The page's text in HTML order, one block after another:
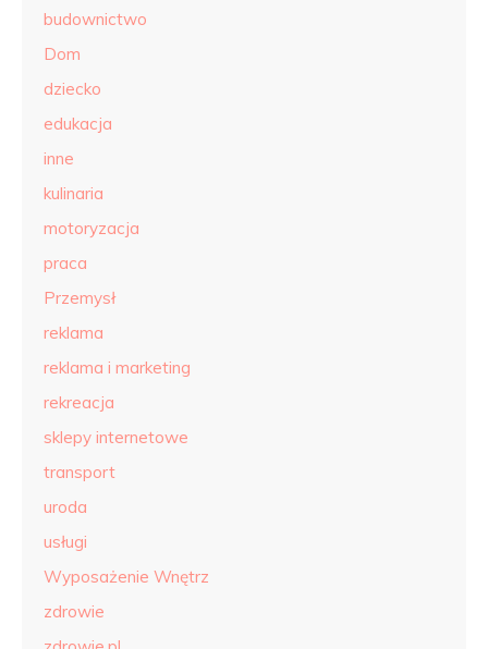
budownictwo
Dom
dziecko
edukacja
inne
kulinaria
motoryzacja
praca
Przemysł
reklama
reklama i marketing
rekreacja
sklepy internetowe
transport
uroda
usługi
Wyposażenie Wnętrz
zdrowie